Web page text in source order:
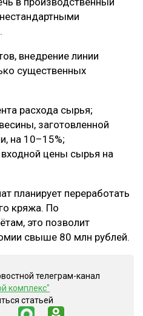
внедрение линии
существенных
расхода сырья;
заготовленной
на 10–15%;
цены сырья на
планирует переработать
кряжа. По
это позволит
свыше 80 млн рублей.
телеграм-канал
комплекс"
статьей